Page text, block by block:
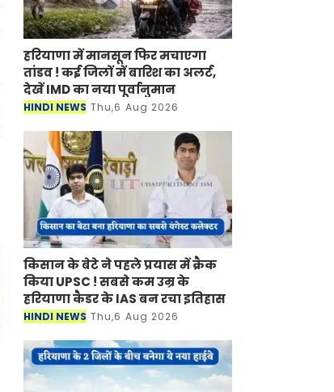
हरियाणा में मानसून फिर मचाएगा
तांडव ! कई जिलों में बारिश का अलर्ट,
देखें IMD का नया पूर्वानुमान
HINDI NEWS Thu,6 Aug 2026
किसान के बेटे ने पहले प्रयास में क्रैक
किया UPSC ! सबसे कम उम्र के
हरियाणा कैडर के IAS बन रचा इतिहास
HINDI NEWS Thu,6 Aug 2026